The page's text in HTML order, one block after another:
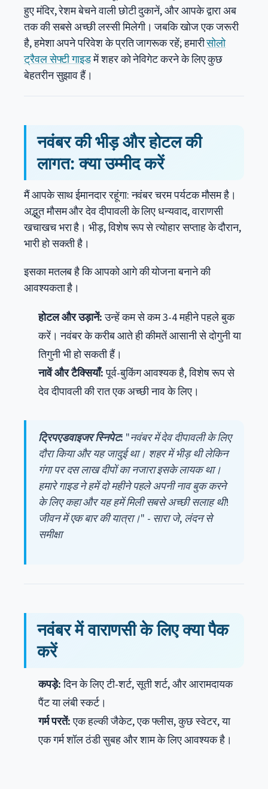
हुए मंदिर, रेशम बेचने वाली छोटी दुकानें, और आपके द्वारा अब
तक की सबसे अच्छी लस्सी मिलेगी। जबकि खोज एक जरूरी
है, हमेशा अपने परिवेश के प्रति जागरूक रहें; हमारीसोलो
ट्रैवल सेफ्टी गाइडमें शहर को नेविगेट करने के लिए कुछ
बेहतरीन सुझाव हैं।
नवंबर की भीड़ और होटल की
लागत: क्या उम्मीद करें
मैं आपके साथ ईमानदार रहूंगा: नवंबर चरम पर्यटक मौसम है।
अद्भुत मौसम और देव दीपावली के लिए धन्यवाद, वाराणसी
खचाखच भरा है। भीड़, विशेष रूप से त्योहार सप्ताह के दौरान,
भारी हो सकती है।
इसका मतलब है कि आपको आगे की योजना बनाने की
आवश्यकता है।
होटल और उड़ानें:उन्हें कम से कम 3-4 महीने पहले बुक
करें। नवंबर के करीब आते ही कीमतें आसानी से दोगुनी या
तिगुनी भी हो सकती हैं।
नावें और टैक्सियाँ:पूर्व-बुकिंग आवश्यक है, विशेष रूप से
देव दीपावली की रात एक अच्छी नाव के लिए।
ट्रिपएडवाइजर स्निपेट: "नवंबर में देव दीपावली के लिए
दौरा किया और यह जादुई था। शहर में भीड़ थी लेकिन
गंगा पर दस लाख दीपों का नजारा इसके लायक था।
हमारे गाइड ने हमें दो महीने पहले अपनी नाव बुक करने
के लिए कहा और यह हमें मिली सबसे अच्छी सलाह थी!
जीवन में एक बार की यात्रा।" - सारा जे, लंदन से
समीक्षा
नवंबर में वाराणसी के लिए क्या पैक
करें
कपड़े:दिन के लिए टी-शर्ट, सूती शर्ट, और आरामदायक
पैंट या लंबी स्कर्ट।
गर्म परतें:एक हल्की जैकेट, एक फ्लीस, कुछ स्वेटर, या
एक गर्म शॉल ठंडी सुबह और शाम के लिए आवश्यक है।